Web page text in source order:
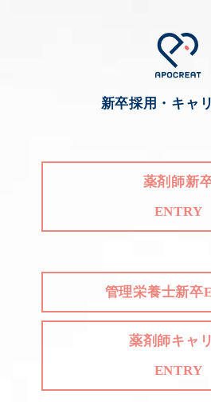
新卒採用・キャ
薬剤師新
ENTRY
管理栄養士新卒
薬剤師キャ
ENTRY